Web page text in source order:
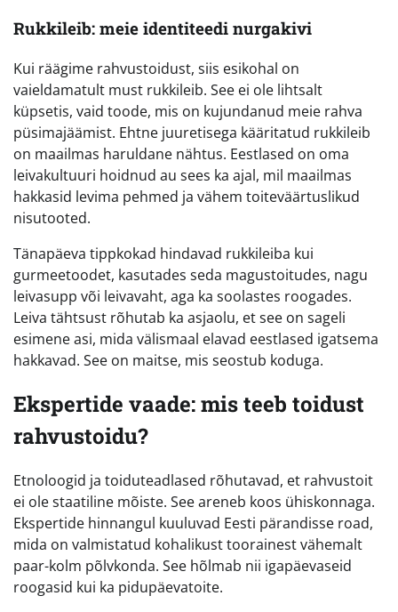
Rukkileib: meie identiteedi nurgakivi
Kui räägime rahvustoidust, siis esikohal on
vaieldamatult must rukkileib. See ei ole lihtsalt
küpsetis, vaid toode, mis on kujundanud meie rahva
püsimajäämist. Ehtne juuretisega kääritatud rukkileib
on maailmas haruldane nähtus. Eestlased on oma
leivakultuuri hoidnud au sees ka ajal, mil maailmas
hakkasid levima pehmed ja vähem toiteväärtuslikud
nisutooted.
Tänapäeva tippkokad hindavad rukkileiba kui
gurmeetoodet, kasutades seda magustoitudes, nagu
leivasupp või leivavaht, aga ka soolastes roogades.
Leiva tähtsust rõhutab ka asjaolu, et see on sageli
esimene asi, mida välismaal elavad eestlased igatsema
hakkavad. See on maitse, mis seostub koduga.
Ekspertide vaade: mis teeb toidust
rahvustoidu?
Etnoloogid ja toiduteadlased rõhutavad, et rahvustoit
ei ole staatiline mõiste. See areneb koos ühiskonnaga.
Ekspertide hinnangul kuuluvad Eesti pärandisse road,
mida on valmistatud kohalikust toorainest vähemalt
paar-kolm põlvkonda. See hõlmab nii igapäevaseid
roogasid kui ka pidupäevatoite.